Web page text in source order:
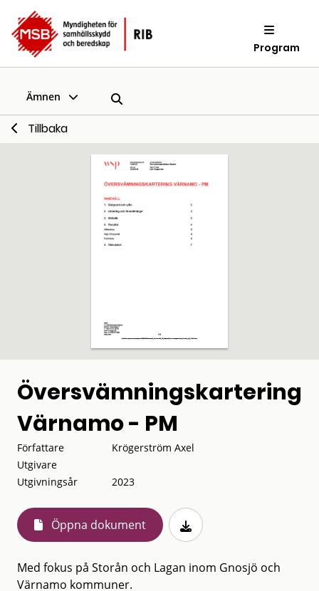
Program
Ämnen
Tillbaka
Översvämningskartering
Värnamo - PM
Författare
Krögerström Axel
Utgivare
Utgivningsår
2023
Öppna dokument
Med fokus på Storån och Lagan inom Gnosjö och
Värnamo kommuner.